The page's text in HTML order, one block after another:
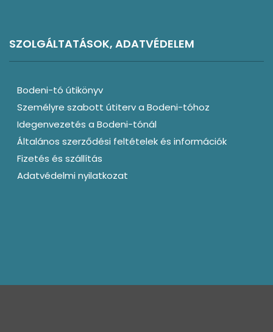
SZOLGÁLTATÁSOK, ADATVÉDELEM
Bodeni-tó útikönyv
Személyre szabott útiterv a Bodeni-tóhoz
Idegenvezetés a Bodeni-tónál
Általános szerződési feltételek és információk
Fizetés és szállítás
Adatvédelmi nyilatkozat